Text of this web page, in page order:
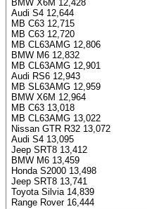
BMW X6M 12,428
Audi S4 12,644
MB C63 12,715
MB C63 12,720
MB CL63AMG 12,806
BMW M6 12,832
MB CL63AMG 12,901
Audi RS6 12,943
MB SL63AMG 12,959
BMW X6M 12,964
MB C63 13,018
MB CL63AMG 13,022
Nissan GTR R32 13,072
Audi S4 13,095
Jeep SRT8 13,412
BMW M6 13,459
Honda S2000 13,498
Jeep SRT8 13,741
Toyota Silvia 14,839
Range Rover 16,444